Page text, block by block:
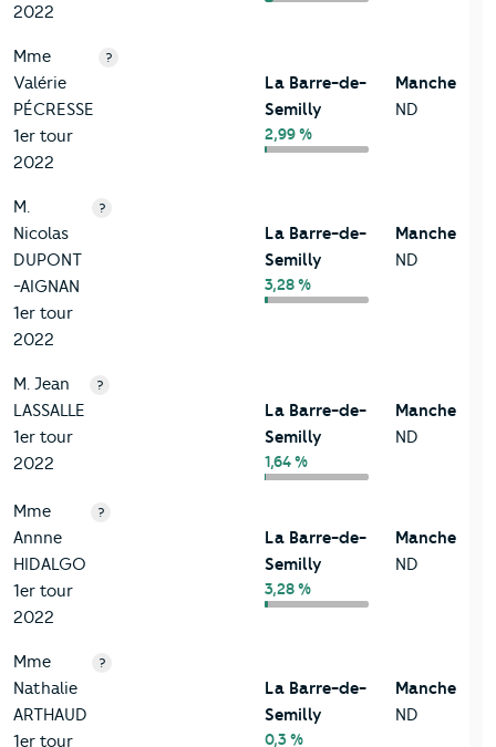
2022
Mme
Valérie
PÉCRESSE
1er tour
2022
?
La Barre-de-
Semilly
2,99 %
Manche
ND
M.
Nicolas
DUPONT
-AIGNAN
1er tour
2022
?
La Barre-de-
Semilly
3,28 %
Manche
ND
M. Jean
LASSALLE
1er tour
2022
?
La Barre-de-
Semilly
1,64 %
Manche
ND
Mme
Annne
HIDALGO
1er tour
2022
?
La Barre-de-
Semilly
3,28 %
Manche
ND
Mme
Nathalie
ARTHAUD
1er tour
?
La Barre-de-
Semilly
0,3 %
Manche
ND